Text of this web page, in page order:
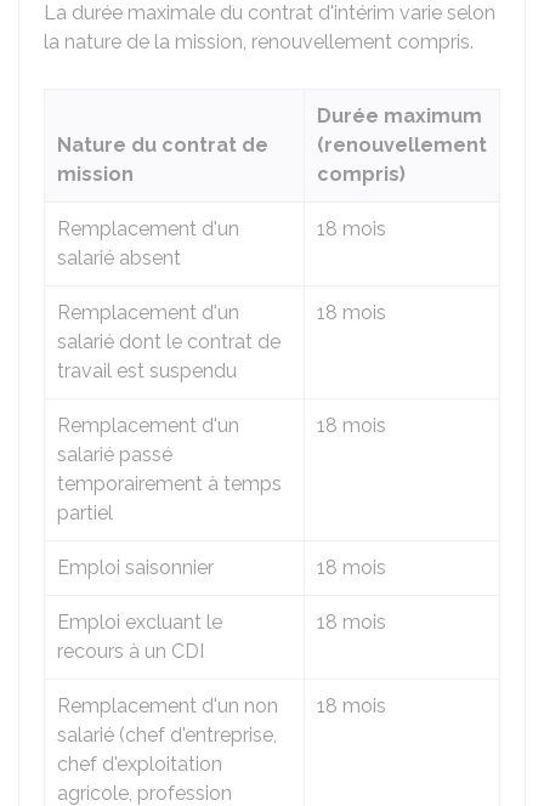
La durée maximale du contrat d'intérim varie selon
la nature de la mission, renouvellement compris.
Nature du contrat de
mission
Durée maximum
(renouvellement
compris)
Remplacement d'un
salarié absent
18 mois
Remplacement d'un
salarié dont le contrat de
travail est suspendu
18 mois
Remplacement d'un
salarié passé
temporairement à temps
partiel
18 mois
Emploi saisonnier 18 mois
Emploi excluant le
recours à un CDI
18 mois
Remplacement d'un non
salarié (chef d'entreprise,
chef d'exploitation
agricole, profession
18 mois